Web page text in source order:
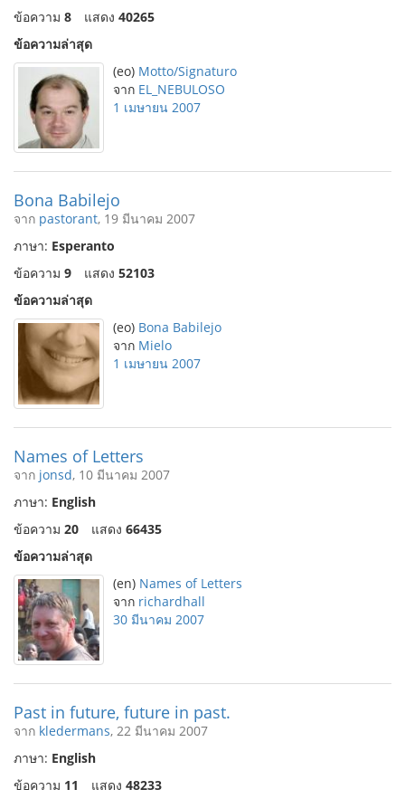
ข้อความ 8 แสดง 40265
ข้อความล่าสุด
(eo) Motto/Signaturo
จาก EL_NEBULOSO
1 เมษายน 2007
Bona Babilejo
จาก pastorant, 19 มีนาคม 2007
ภาษา: Esperanto
ข้อความ 9 แสดง 52103
ข้อความล่าสุด
(eo) Bona Babilejo
จาก Mielo
1 เมษายน 2007
Names of Letters
จาก jonsd, 10 มีนาคม 2007
ภาษา: English
ข้อความ 20 แสดง 66435
ข้อความล่าสุด
(en) Names of Letters
จาก richardhall
30 มีนาคม 2007
Past in future, future in past.
จาก kledermans, 22 มีนาคม 2007
ภาษา: English
ข้อความ 11 แสดง 48233